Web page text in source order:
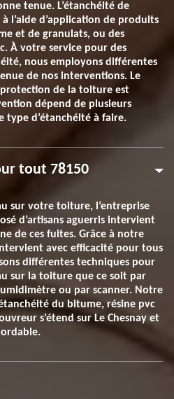
tenue. L’étanchéité de
l’aide d’application de produits
et de granulats, ou des
À votre service pour des
nous employons différentes
de nos interventions. Le
de la toiture est
dépend de plusieurs
type d’étanchéité à faire.
tout 78150
sur votre toiture, l’entreprise
d’artisans aguerris intervient
de ces fuites. Grâce à notre
avec efficacité pour tous
différentes techniques pour
sur la toiture que ce soit par
ou par scanner. Notre
du bitume, résine pvc
s’étend sur Le Chesnay et